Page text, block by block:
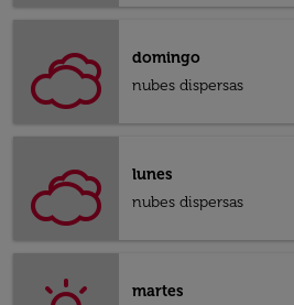
domingo
nubes dispersas
lunes
nubes dispersas
martes